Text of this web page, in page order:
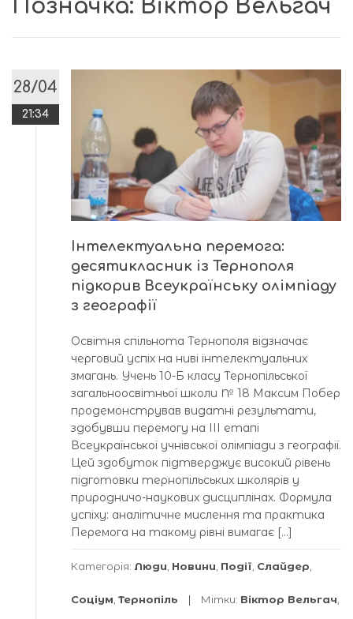
Позначка: Віктор Вельгач
28/04
21:34
Інтелектуальна перемога:
десятикласник із Тернополя
підкорив Всеукраїнську олімпіаду
з географії
Освітня спільнота Тернополя відзначає
черговий успіх на ниві інтелектуальних
змагань. Учень 10-Б класу Тернопільської
загальноосвітньої школи № 18 Максим Побер
продемонстрував видатні результати,
здобувши перемогу на ІІІ етапі
Всеукраїнської учнівської олімпіади з географії.
Цей здобуток підтверджує високий рівень
підготовки тернопільських школярів у
природничо-наукових дисциплінах. Формула
успіху: аналітичне мислення та практика
Перемога на такому рівні вимагає […]
Категорія: Люди Новини Події Слайдер
Соціум Тернопіль Мітки: Віктор Вельгач